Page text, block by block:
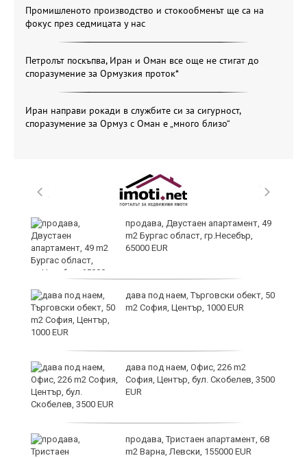
Промишленото производство и стокообменът ще са на
фокус през седмицата у нас
Петролът поскъпва, Иран и Оман все още не стигат до
споразумение за Ормузкия проток*
Иран направи рокади в службите си за сигурност,
споразумение за Ормуз с Оман е „много близо“
продава, Двустаен апартамент, 49
m2 Бургас област, гр.Несебър,
65000 EUR
дава под наем, Търговски обект, 50
m2 София, Център, 1000 EUR
дава под наем, Офис, 226 m2
София, Център, бул. Скобелев, 3500
EUR
продава, Тристаен апартамент, 68
m2 Варна, Левски, 155000 EUR